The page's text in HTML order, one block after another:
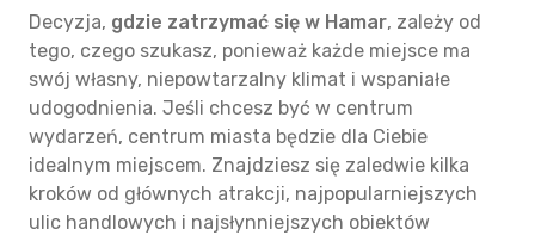
Decyzja, gdzie zatrzymać się w Hamar, zależy od
tego, czego szukasz, ponieważ każde miejsce ma
swój własny, niepowtarzalny klimat i wspaniałe
udogodnienia. Jeśli chcesz być w centrum
wydarzeń, centrum miasta będzie dla Ciebie
idealnym miejscem. Znajdziesz się zaledwie kilka
kroków od głównych atrakcji, najpopularniejszych
ulic handlowych i najsłynniejszych obiektów